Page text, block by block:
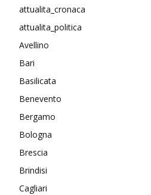
attualita_cronaca
attualita_politica
Avellino
Bari
Basilicata
Benevento
Bergamo
Bologna
Brescia
Brindisi
Cagliari